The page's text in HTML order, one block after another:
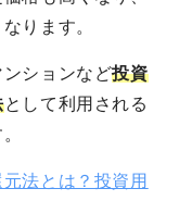
ります。
ションなど投資
として利用される
法とは？投資用